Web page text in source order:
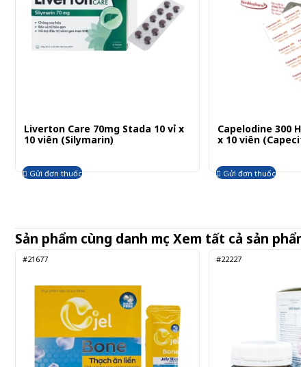
Liverton Care 70mg Stada 10 vỉ x
10 viên (Silymarin)
Gửi đơn thuốc
Capelodine 300
x 10 viên
Gửi đơn thuốc
Sản phẩm cùng danh mục Xem tất cả sản
#21677 #22227